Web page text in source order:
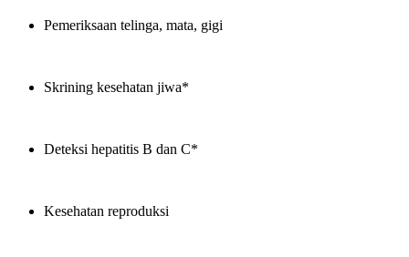
Pemeriksaan telinga, mata, gigi
Skrining kesehatan jiwa*
Deteksi hepatitis B dan C*
Kesehatan reproduksi